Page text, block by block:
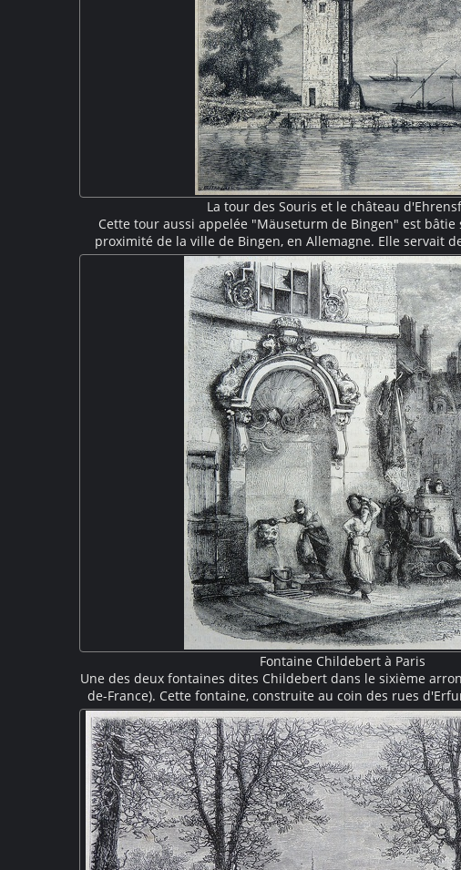
La tour des Souris et le château
Cette tour aussi appelée "Mäuseturm de Bingen" est
proximité de la ville de Bingen, en Allemagne. Elle servait
château d'Ehrensfels visible à flan de montagne au
initialement au XIIIe siècle puis détruite au XVIIe siècle, elle
style néo-gothique en 1855.
Fontaine Childebert à Paris
Une des deux fontaines dites Childebert dans le sixième
de-France). Cette fontaine, construite au coin des rues
construite en 1716 puis démontée en 1867 lors du percement
fontaine, installée dans une niche, est couverte par une
décorée. Des femmes viennent remplir leurs seaux au jet
grotesque. On devine la devanture d'une